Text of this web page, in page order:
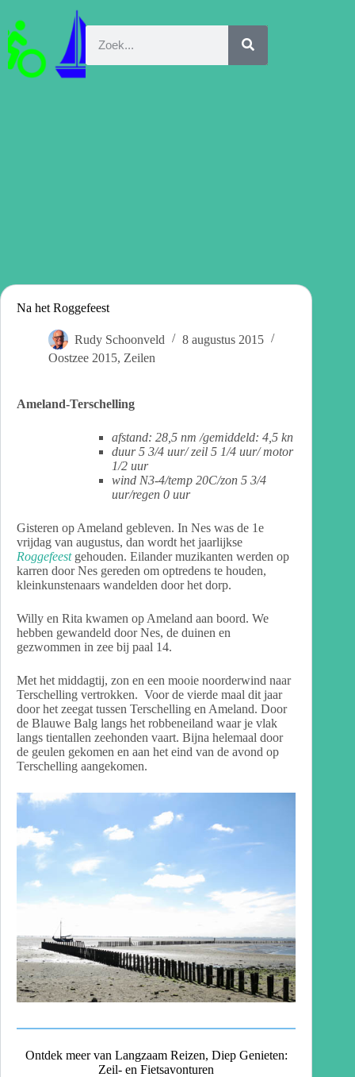
Na het Roggefeest
Rudy Schoonveld
8 augustus 2015
Oostzee 2015, Zeilen
Ameland-Terschelling
afstand: 28,5 nm /gemiddeld: 4,5 kn
duur 5 3/4 uur/ zeil 5 1/4 uur/ motor
1/2 uur
wind N3-4/temp 20C/zon 5 3/4
uur/regen 0 uur
Gisteren op Ameland gebleven. In Nes was de 1e
vrijdag van augustus, dan wordt het jaarlijkse
Roggefeest gehouden. Eilander muzikanten werden op
karren door Nes gereden om optredens te houden,
kleinkunstenaars wandelden door het dorp.
Willy en Rita kwamen op Ameland aan boord. We
hebben gewandeld door Nes, de duinen en
gezwommen in zee bij paal 14.
Met het middagtij, zon en een mooie noorderwind naar
Terschelling vertrokken. Voor de vierde maal dit jaar
door het zeegat tussen Terschelling en Ameland. Door
de Blauwe Balg langs het robbeneiland waar je vlak
langs tientallen zeehonden vaart. Bijna helemaal door
de geulen gekomen en aan het eind van de avond op
Terschelling aangekomen.
Ontdek meer van Langzaam Reizen, Diep Genieten:
Zeil- en Fietsavonturen